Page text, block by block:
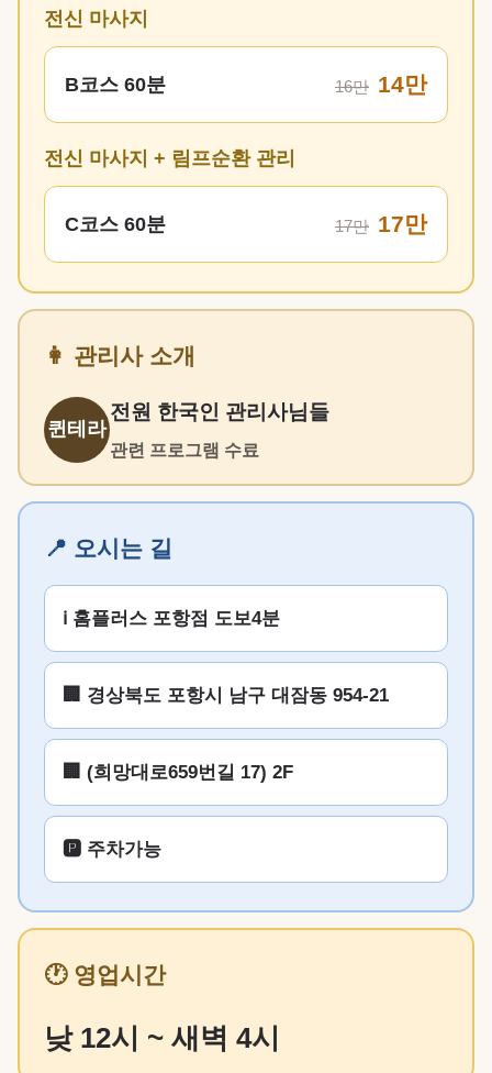
전신 마사지
B코스 60분 16만 14만
전신 마사지 + 림프순환 관리
C코스 60분 17만 17만
👩 관리사 소개
퀸테라
전원 한국인 관리사님들
관련 프로그램 수료
📍 오시는 길
ℹ️ 홈플러스 포항점 도보4분
🏢 경상북도 포항시 남구 대잠동 954-21
🏢 (희망대로659번길 17) 2F
🅿️ 주차가능
🕐 영업시간
낮 12시 ~ 새벽 4시